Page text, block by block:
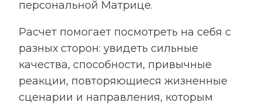
персональной Матрице.
Расчет помогает посмотреть на себя с
разных сторон: увидеть сильные
качества, способности, привычные
реакции, повторяющиеся жизненные
сценарии и направления, которым